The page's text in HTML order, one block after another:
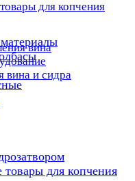
для копчения
вина
вина и сидра
для копчения